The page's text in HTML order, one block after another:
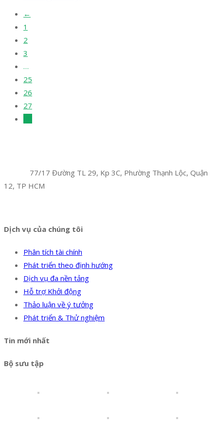
←
1
2
3
…
25
26
27
77/17 Đường TL 29, Kp 3C, Phường Thạnh Lộc, Quận
12, TP HCM
Dịch vụ của chúng tôi
Phân tích tài chính
Phát triển theo định hướng
Dịch vụ đa nền tảng
Hỗ trợ Khởi động
Thảo luận về ý tưởng
Phát triển & Thử nghiệm
Tin mới nhất
Bộ sưu tập